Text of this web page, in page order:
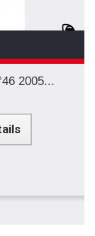
2005...